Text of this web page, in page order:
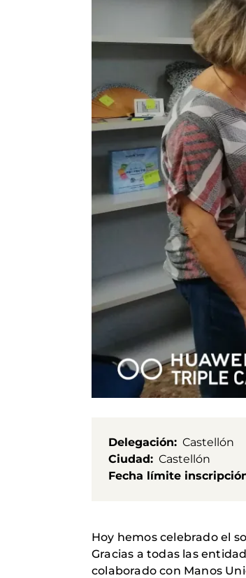
Delegación
Castellón
Ciudad
Castellón
Fecha límite
Hoy hemos celebrado el
Gracias a todas las
colaborado con Manos